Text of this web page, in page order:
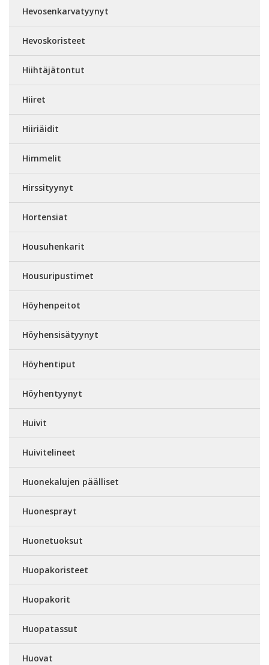
Hevosenkarvatyynyt
Hevoskoristeet
Hiihtäjätontut
Hiiret
Hiiriäidit
Himmelit
Hirssityynyt
Hortensiat
Housuhenkarit
Housuripustimet
Höyhenpeitot
Höyhensisätyynyt
Höyhentiput
Höyhentyynyt
Huivit
Huivitelineet
Huonekalujen päälliset
Huonesprayt
Huonetuoksut
Huopakoristeet
Huopakorit
Huopatassut
Huovat